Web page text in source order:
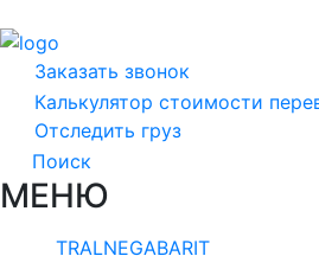
Заказать звонок
Калькулятор стоимости
Отследить груз
Поиск
МЕНЮ
TRALNEGABARIT